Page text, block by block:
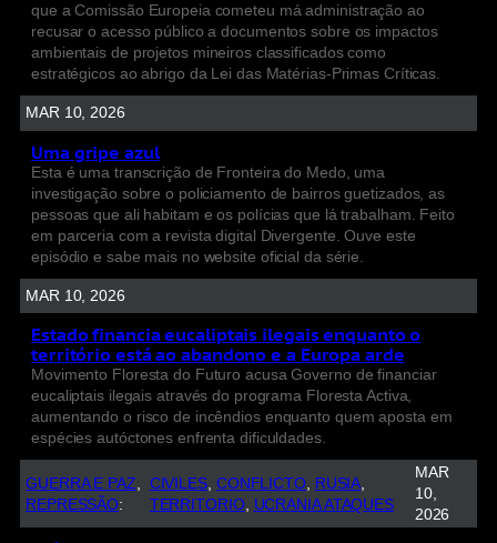
que a Comissão Europeia cometeu má administração ao
recusar o acesso público a documentos sobre os impactos
ambientais de projetos mineiros classificados como
estratégicos ao abrigo da Lei das Matérias-Primas Críticas.
MAR 10, 2026
Uma gripe azul
Esta é uma transcrição de Fronteira do Medo, uma
investigação sobre o policiamento de bairros guetizados, as
pessoas que ali habitam e os polícias que lá trabalham. Feito
em parceria com a revista digital Divergente. Ouve este
episódio e sabe mais no website oficial da série.
MAR 10, 2026
Estado financia eucaliptais ilegais enquanto o
território está ao abandono e a Europa arde
Movimento Floresta do Futuro acusa Governo de financiar
eucaliptais ilegais através do programa Floresta Activa,
aumentando o risco de incêndios enquanto quem aposta em
espécies autóctones enfrenta dificuldades.
GUERRA E PAZ
REPRESSÃO:
CIVILES CONFLICTO, RUSIA
TERRITORIO, UCRANIA ATAQUES
MAR
10,
2026